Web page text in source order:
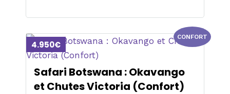
CONFORT
4.950€
Safari Botswana : Okavango
et Chutes Victoria (Confort)